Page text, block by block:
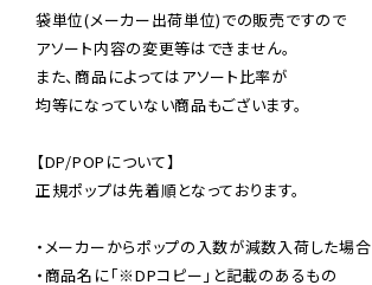
袋単位(メーカー出荷単位)での販売ですので
アソート内容の変更等はできません。
また、商品によってはアソート比率が
均等になっていない商品もございます。
【DP/POPについて】
正規ポップは先着順となっております。
・メーカーからポップの入数が減数入荷した場合
・商品名に「※DPコピー」と記載のあるもの